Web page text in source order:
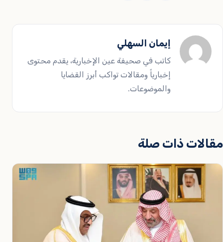
إيمان السهلي
كاتب في صحيفة عين الإخبارية، يقدم محتوى
إخبارياً ومقالات تواكب أبرز القضايا
والموضوعات.
مقالات ذات صلة